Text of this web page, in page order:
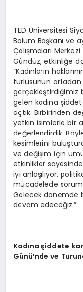
TED Üniversitesi
Bölüm Başkanı ve
Çalışmaları
Gündüz, etkinliğe
“Kadınların
türlüsünün ortadan
gerçekleştirdiğimiz
gelen kadına
açtık. Birbirinden
yetkin isimlerle bir
değerlendirdik.
kesimlerini
ve değişim için
etkinlikler
iyi anlaşılıyor,
mücadelede
Gelecek dönemde
devam edeceğiz.”
Kadına şiddete
Günü’nde ve